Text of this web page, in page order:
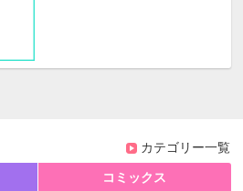
カテゴリー一覧
コミックス